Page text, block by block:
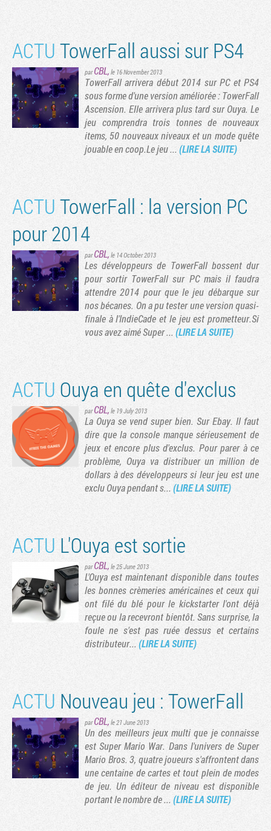
ACTU TowerFall aussi sur PS4
parCBL, le 16 November 2013
TowerFall arrivera début 2014 sur PC et PS4
sous forme d'une version améliorée : TowerFall
Ascension. Elle arrivera plus tard sur Ouya. Le
jeu comprendra trois tonnes de nouveaux
items, 50 nouveaux niveaux et un mode quête
jouable en coop.Le jeu ... (LIRE LA SUITE)
ACTU TowerFall : la version PC
pour 2014
parCBL, le 14 October 2013
Les développeurs de TowerFall bossent dur
pour sortir TowerFall sur PC mais il faudra
attendre 2014 pour que le jeu débarque sur
nos bécanes. On a pu tester une version quasi-
finale à l'IndieCade et le jeu est prometteur.Si
vous avez aimé Super ... (LIRE LA SUITE)
ACTU Ouya en quête d'exclus
parCBL, le 19 July 2013
La Ouya se vend super bien. Sur Ebay. Il faut
dire que la console manque sérieusement de
jeux et encore plus d'exclus. Pour parer à ce
problème, Ouya va distribuer un million de
dollars à des développeurs si leur jeu est une
exclu Ouya pendant s...(LIRE LA SUITE)
ACTU L'Ouya est sortie
parCBL, le 25 June 2013
L'Ouya est maintenant disponible dans toutes
les bonnes crèmeries américaines et ceux qui
ont filé du blé pour le kickstarter l'ont déjà
reçue ou la recevront bientôt. Sans surprise, la
foule ne s'est pas ruée dessus et certains
distributeur...(LIRE LA SUITE)
ACTU Nouveau jeu : TowerFall
parCBL, le 21 June 2013
Un des meilleurs jeux multi que je connaisse
est Super Mario War. Dans l'univers de Super
Mario Bros. 3, quatre joueurs s'affrontent dans
une centaine de cartes et tout plein de modes
de jeu. Un éditeur de niveau est disponible
portant le nombre de ...(LIRE LA SUITE)